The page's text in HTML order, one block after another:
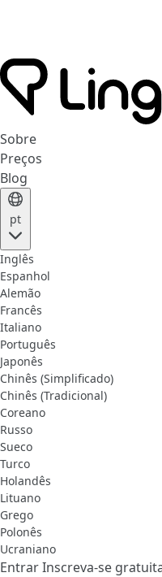
Sobre
Preços
Blog
pt
Inglês
Espanhol
Alemão
Francês
Italiano
Português
Japonês
Chinês (Simplificado)
Chinês (Tradicional)
Coreano
Russo
Sueco
Turco
Holandês
Lituano
Grego
Polonês
Ucraniano
EntrarInscreva-se